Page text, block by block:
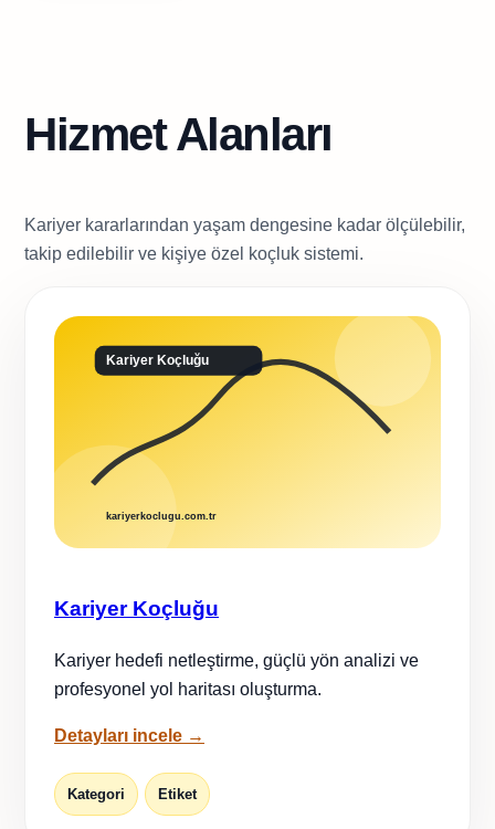
Hizmet Alanları
Kariyer kararlarından yaşam dengesine kadar ölçülebilir,
takip edilebilir ve kişiye özel koçluk sistemi.
Kariyer Koçluğu
Kariyer hedefi netleştirme, güçlü yön analizi ve
profesyonel yol haritası oluşturma.
Detayları incele →
Kategori Etiket